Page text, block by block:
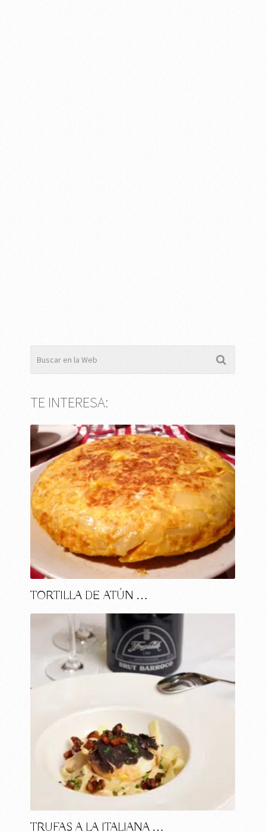
TE INTERESA:
TORTILLA DE ATÚN …
TRUFAS A LA ITALIANA …